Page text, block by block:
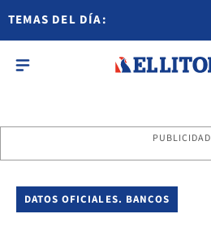
TEMAS DEL DÍA:
PUBLICIDAD
DATOS OFICIALES. BANCOS